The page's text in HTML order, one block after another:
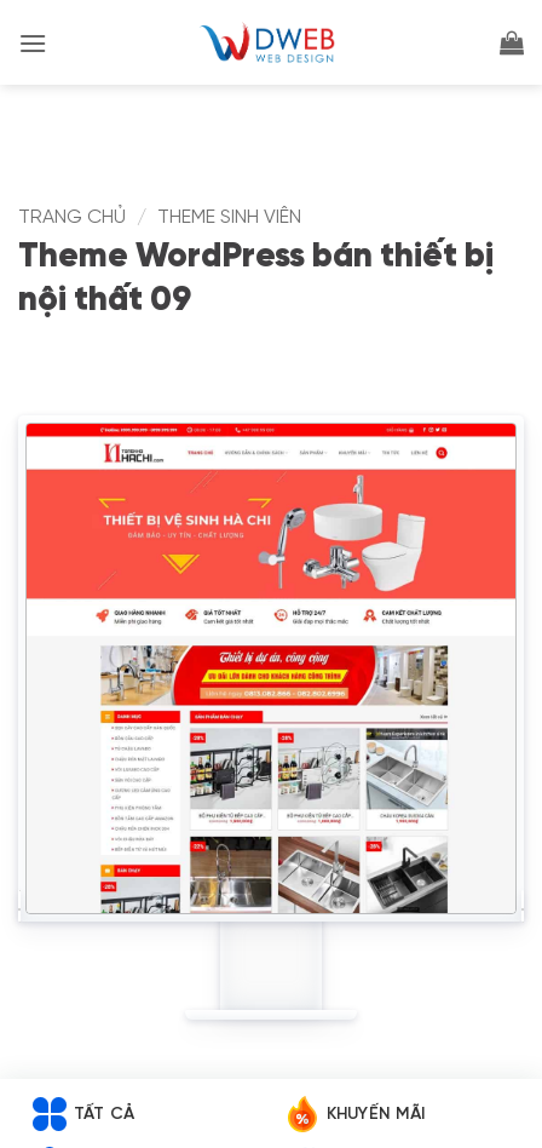
qua
TRANG CHỦ / THEME SINH VIÊN
Theme WordPress bán thiết bị
nội thất 09
TẤT CẢ KHUYẾN MÃI